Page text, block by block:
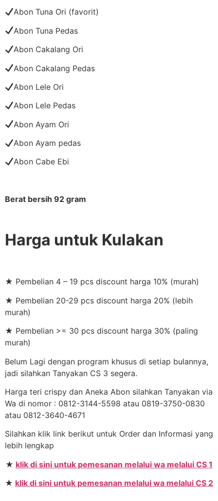
Abon Tuna Ori (favorit)
Abon Tuna Pedas
Abon Cakalang Ori
Abon Cakalang Pedas
Abon Lele Ori
Abon Lele Pedas
Abon Ayam Ori
Abon Ayam pedas
Abon Cabe Ebi
Berat bersih 92 gram
Harga untuk Kulakan
★ Pembelian 4 – 19 pcs discount harga 10% (murah)
★ Pembelian 20-29 pcs discount harga 20% (lebih
murah)
★ Pembelian >= 30 pcs discount harga 30% (paling
murah)
Belum Lagi dengan program khusus di setiap bulannya,
jadi silahkan Tanyakan CS 3 segera.
Harga teri crispy dan Aneka Abon silahkan Tanyakan via
Wa di nomor : 0812-3144-5598 atau 0819-3750-0830
atau 0812-3640-4671
Silahkan klik link berikut untuk Order dan Informasi yang
lebih lengkap
★ klik di sini untuk pemesanan melalui wa melalui CS 1
★ klik di sini untuk pemesanan melalui wa melalui CS 2